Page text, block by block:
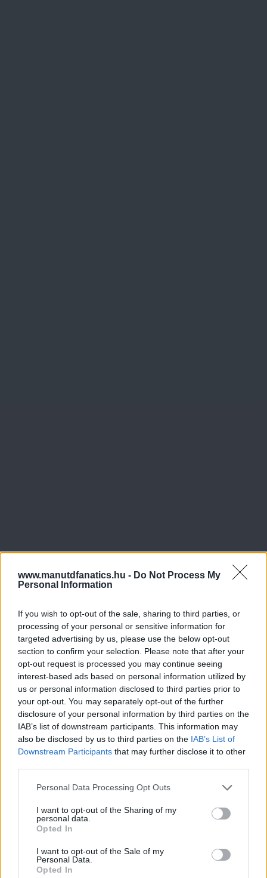
www.manutdfanatics.hu - Do Not Process My
Personal Information
If you wish to opt-out of the sale, sharing to third parties, or
processing of your personal or sensitive information for
targeted advertising by us, please use the below opt-out
section to confirm your selection. Please note that after your
opt-out request is processed you may continue seeing
interest-based ads based on personal information utilized by
us or personal information disclosed to third parties prior to
your opt-out. You may separately opt-out of the further
disclosure of your personal information by third parties on the
IAB’s list of downstream participants. This information may
also be disclosed by us to third parties on the IAB’s List of
Downstream Participants that may further disclose it to other
Please note that this website/app uses one or more Google
not limited to your visit or usage behaviour. You may click to
grant or deny consent to Google and its third-party tags to
use your data for below specified purposes in below Google
consent section.
Personal Data Processing Opt Outs
I want to opt-out of the Sharing of my
personal data.
Opted In
I want to opt-out of the Sale of my
Personal Data.
Opted In